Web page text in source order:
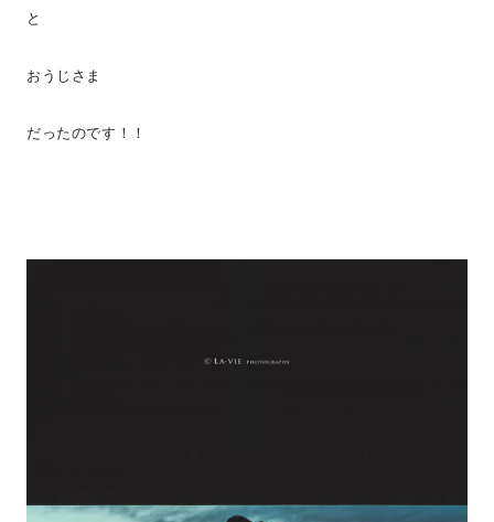
と
おうじさま
だったのです！！